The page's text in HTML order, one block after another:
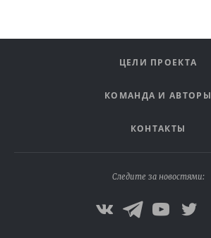
ЦЕЛИ ПРОЕКТА
КОМАНДА И АВТОРЫ
КОНТАКТЫ
Следите за новостями: